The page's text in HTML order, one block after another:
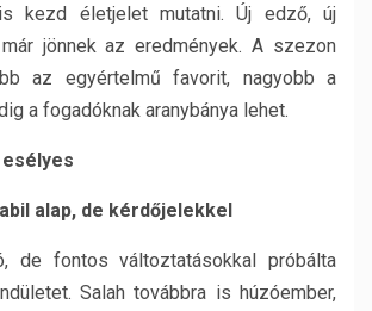
kezd életjelet mutatni. Új edző, új
jönnek az eredmények. A szezon
az egyértelmű favorit, nagyobb a
a fogadóknak aranybánya lehet.
alap, de kérdőjelekkel
de fontos változtatásokkal próbálta
Salah továbbra is húzóember,